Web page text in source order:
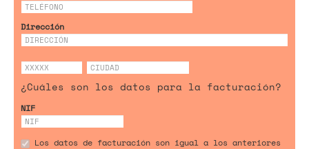
Dirección
¿Cuáles son los datos para la facturación?
NIF
Los datos de facturación son igual a los anteriores